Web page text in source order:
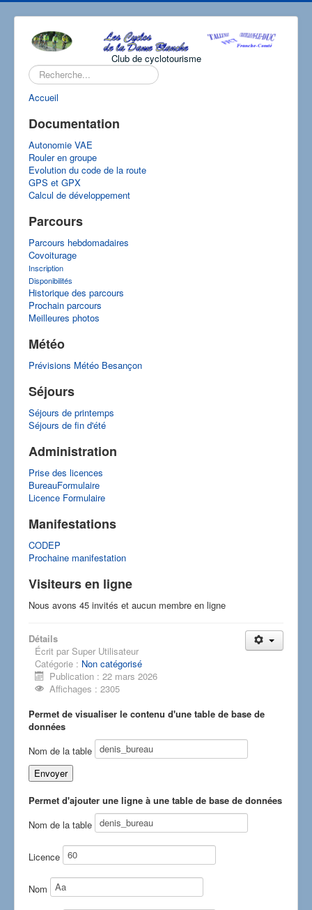
Club de cyclotourisme
Rechercher
Accueil
Documentation
Autonomie VAE
Rouler en groupe
Evolution du code de la route
GPS et GPX
Calcul de développement
Parcours
Parcours hebdomadaires
Covoiturage
Inscription
Disponibilités
Historique des parcours
Prochain parcours
Meilleures photos
Météo
Prévisions Météo Besançon
Séjours
Séjours de printemps
Séjours de fin d'été
Administration
Prise des licences
BureauFormulaire
Licence Formulaire
Manifestations
CODEP
Prochaine manifestation
Visiteurs en ligne
Nous avons 45 invités et aucun membre en ligne
Détails
Écrit par Super Utilisateur
Catégorie : Non catégorisé
Publication : 22 mars 2026
Affichages : 2305
Permet de visualiser le contenu d'une table de base de
données
Nom de la table
Permet d'ajouter une ligne à une table de base de données
Nom de la table
Licence
Nom